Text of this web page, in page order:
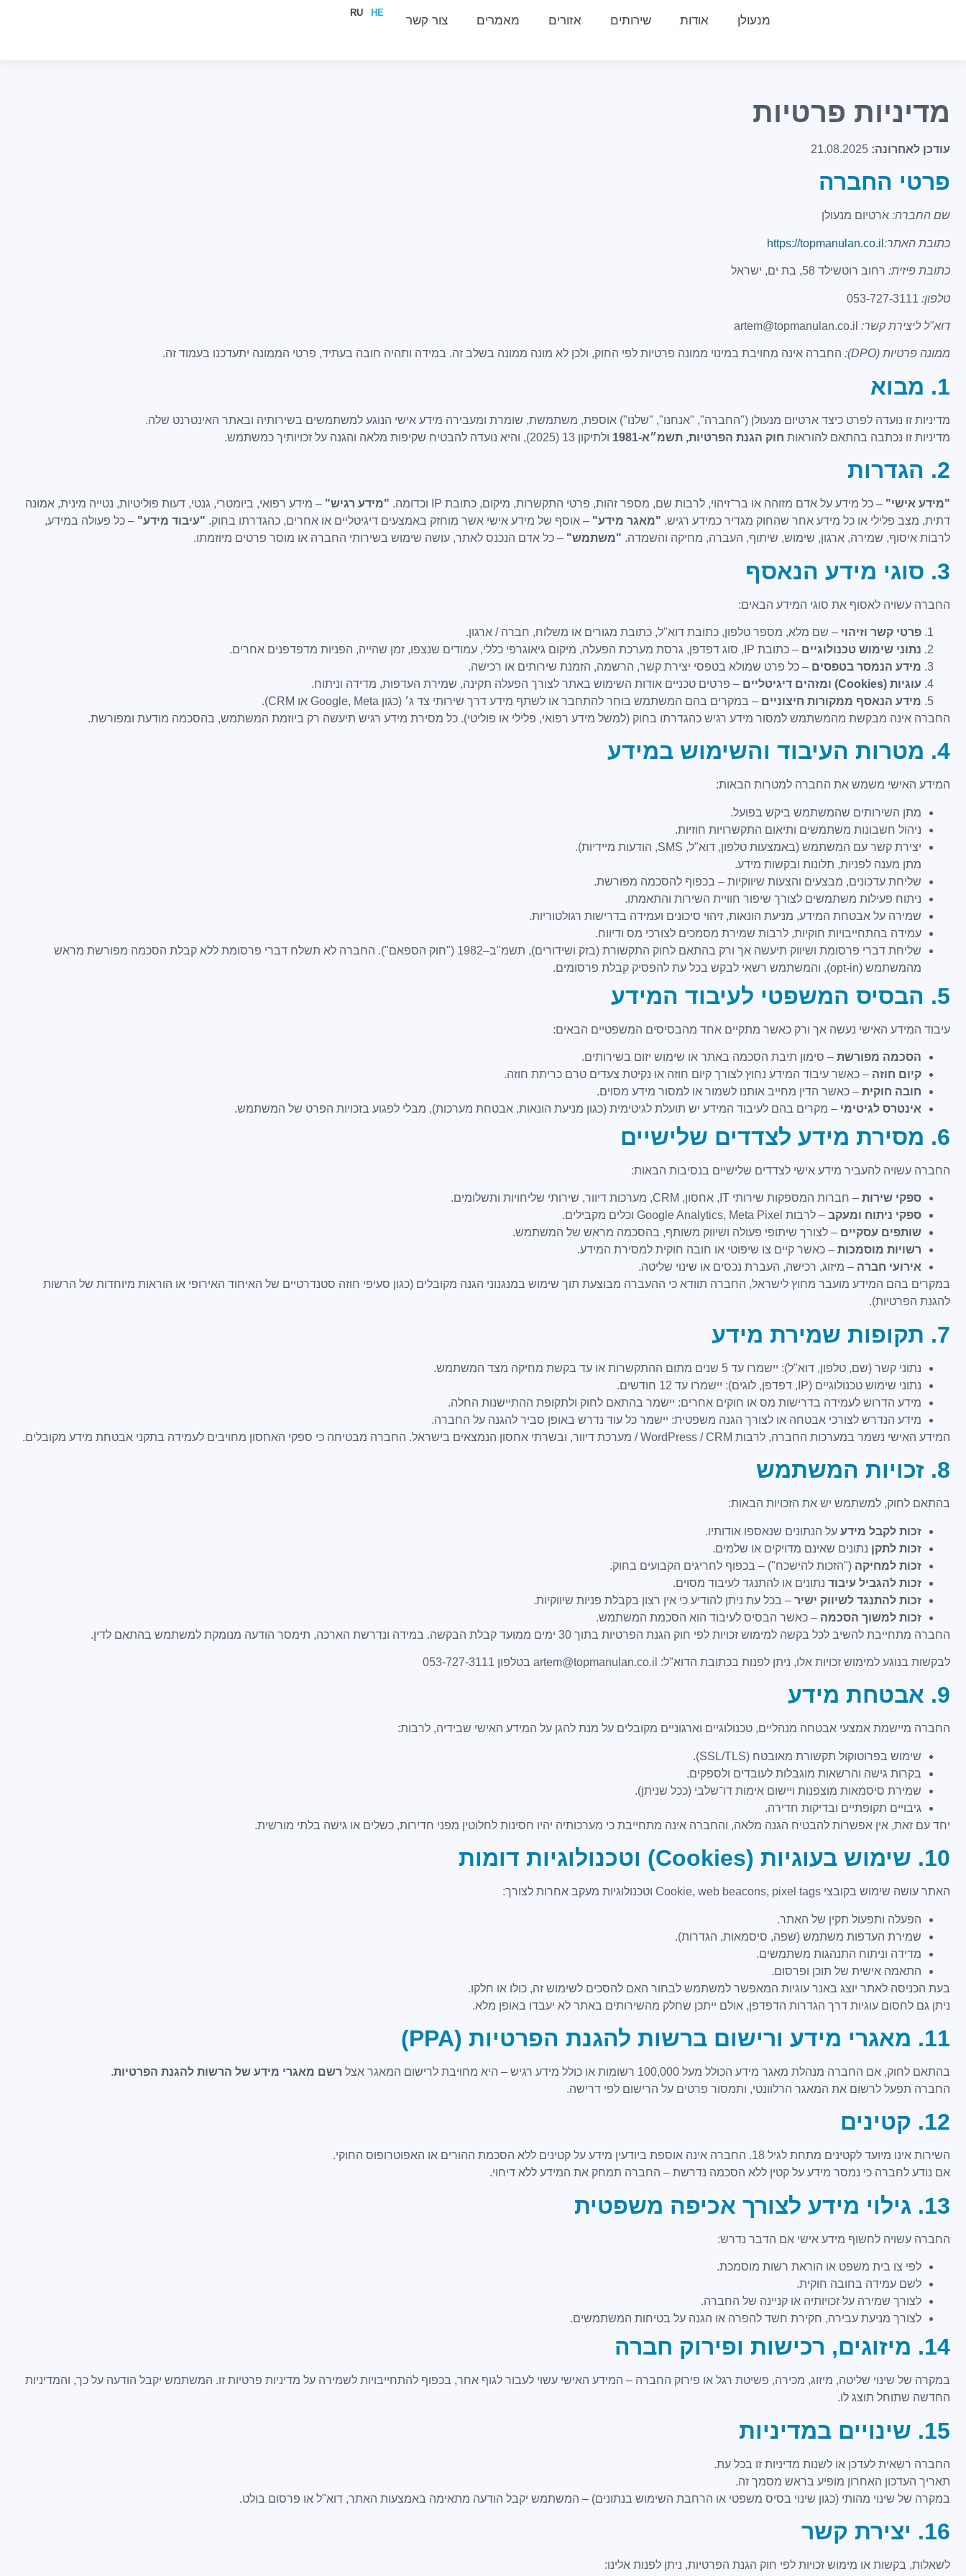
מנעולן אודות שירותים אזורים מאמרים צור קשר
HE
RU
מדיניות פרטיות
עודכן לאחרונה:
פרטי החברה
שם החברה: ארטיום מנעולן
כתובת האתר: https://topmanulan.co.il
כתובת פיזית:
טלפון: 053-727-3111
דוא"ל ליצירת קשר: artem@topmanulan.co.il
ממונה פרטיות (DPO): החברה אינה מחויבת במינוי ממונה פרטיות לפי החוק, ולכן לא מונה ממונה בשלב זה. במידה ותהיה חובה בעתיד, פרטי הממונה יתעדכנו בעמוד זה.
1. מבוא
מדיניות זו נועדה לפרט כיצד ‎ ארטיום מנעולן‎ ("החברה", "אנחנו", "שלנו") אוספת, משתמשת, שומרת ומעבירה מידע אישי הנוגע למשתמשים בשירותיה ובאתר האינטרנט שלה.
מדיניות זו נכתבה בהתאם להוראות חוק הגנת הפרטיות, תשמ״א-1981 ולתיקון 13 (2025), והיא נועדה להבטיח שקיפות מלאה והגנה על זכויותיך כמשתמש.
2. הגדרות
"מידע אישי" – כל מידע על אדם מזוהה או בר־זיהוי, לרבות שם, מספר זהות, פרטי התקשרות, מיקום, כתובת IP וכדומה. "מידע רגיש" – מידע רפואי, ביומטרי, גנטי, דעות פוליטיות, נטייה מינית, אמונה
דתית, מצב פלילי או כל מידע אחר שהחוק מגדיר כמידע רגיש. "מאגר מידע" – אוסף של מידע אישי אשר מוחזק באמצעים דיגיטליים או אחרים, כהגדרתו בחוק. "עיבוד מידע" – כל פעולה במידע,
לרבות איסוף, שמירה, ארגון, שימוש, שיתוף, העברה, מחיקה והשמדה. "משתמש" – כל אדם הנכנס לאתר, עושה שימוש בשירותי החברה או מוסר פרטים מיוזמתו.
3. סוגי מידע הנאסף
החברה עשויה לאסוף את סוגי המידע הבאים:
פרטי קשר וזיהוי – שם מלא, מספר טלפון, כתובת דוא"ל, כתובת מגורים או משלוח, חברה / ארגון.
נתוני שימוש טכנולוגיים – כתובת IP, סוג דפדפן, גרסת מערכת הפעלה, מיקום גיאוגרפי כללי, עמודים שנצפו, זמן שהייה, הפניות מדפדפנים אחרים.
מידע הנמסר בטפסים – כל פרט שמולא בטפסי יצירת קשר, הרשמה, הזמנת שירותים או רכישה.
עוגיות (Cookies) ומזהים דיגיטליים
– פרטים טכניים אודות השימוש באתר לצורך הפעלה תקינה, שמירת העדפות, מדידה וניתוח.
מידע הנאסף ממקורות חיצוניים – במקרים בהם המשתמש בוחר להתחבר או לשתף מידע דרך שירותי צד ג׳ (כגון Google, Meta או CRM).
החברה אינה מבקשת מהמשתמש למסור מידע רגיש כהגדרתו בחוק (למשל מידע רפואי, פלילי או פוליטי). כל מסירת מידע רגיש תיעשה רק ביוזמת המשתמש, בהסכמה מודעת ומפורשת.
4. מטרות העיבוד והשימוש במידע
המידע האישי משמש את החברה למטרות הבאות:
מתן השירותים שהמשתמש ביקש בפועל.
ניהול חשבונות משתמשים ותיאום התקשרויות חוזיות.
יצירת קשר עם המשתמש (באמצעות טלפון, דוא"ל, SMS, הודעות מיידיות).
מתן מענה לפניות, תלונות ובקשות מידע.
שליחת עדכונים, מבצעים והצעות שיווקיות – בכפוף להסכמה מפורשת.
ניתוח פעילות משתמשים לצורך שיפור חוויית השירות והתאמתו.
שמירה על אבטחת המידע, מניעת הונאות, זיהוי סיכונים ועמידה בדרישות רגולטוריות.
עמידה בהתחייבויות חוקיות, לרבות שמירת מסמכים לצורכי מס ודיווח.
שליחת דברי פרסומת ושיווק תיעשה אך ורק בהתאם לחוק התקשורת (בזק ושידורים), תשמ"ב–1982 ("חוק הספאם"). החברה לא תשלח דברי פרסומת ללא קבלת הסכמה מפורשת מראש
מהמשתמש (opt-in), והמשתמש רשאי לבקש בכל עת להפסיק קבלת פרסומים.
5. הבסיס המשפטי לעיבוד המידע
עיבוד המידע האישי נעשה אך ורק כאשר מתקיים אחד מהבסיסים המשפטיים הבאים:
הסכמה מפורשת – סימון תיבת הסכמה באתר או שימוש יזום בשירותים.
קיום חוזה – כאשר עיבוד המידע נחוץ לצורך קיום חוזה או נקיטת צעדים טרם כריתת חוזה.
חובה חוקית – כאשר הדין מחייב אותנו לשמור או למסור מידע מסוים.
אינטרס לגיטימי – מקרים בהם לעיבוד המידע יש תועלת לגיטימית (כגון מניעת הונאות, אבטחת מערכות), מבלי לפגוע בזכויות הפרט של המשתמש.
6. מסירת מידע לצדדים שלישיים
החברה עשויה להעביר מידע אישי לצדדים שלישיים בנסיבות הבאות:
ספקי שירות – חברות המספקות שירותי IT, אחסון, CRM, מערכות דיוור, שירותי שליחויות ותשלומים.
ספקי ניתוח ומעקב – לרבות Google Analytics, Meta Pixel וכלים מקבילים.
שותפים עסקיים – לצורך שיתופי פעולה ושיווק משותף, בהסכמה מראש של המשתמש.
רשויות מוסמכות – כאשר קיים צו שיפוטי או חובה חוקית למסירת המידע.
אירועי חברה – מיזוג, רכישה, העברת נכסים או שינוי שליטה.
במקרים בהם המידע מועבר מחוץ לישראל, החברה תוודא כי ההעברה מבוצעת תוך שימוש במנגנוני הגנה מקובלים (כגון סעיפי חוזה סטנדרטיים של האיחוד האירופי או הוראות מיוחדות של הרשות
להגנת הפרטיות).
7. תקופות שמירת מידע
נתוני קשר (שם, טלפון, דוא"ל): יישמרו עד 5 שנים מתום ההתקשרות או עד בקשת מחיקה מצד המשתמש.
נתוני שימוש טכנולוגיים (IP, דפדפן, לוגים): יישמרו עד 12 חודשים.
מידע הדרוש לעמידה בדרישות מס או חוקים אחרים: יישמר בהתאם לחוק ולתקופת ההתיישנות החלה.
מידע הנדרש לצורכי אבטחה או לצורך הגנה משפטית: יישמר כל עוד נדרש באופן סביר להגנה על החברה.
המידע האישי נשמר במערכות החברה, לרבות ‎WordPress / CRM / מערכת דיוור‎, ובשרתי אחסון הנמצאים ב‎ישראל
. החברה מבטיחה כי ספקי האחסון מחויבים לעמידה בתקני אבטחת מידע מקובלים.
8. זכויות המשתמש
בהתאם לחוק, למשתמש יש את הזכויות הבאות:
זכות לקבל מידע על הנתונים שנאספו אודותיו.
זכות לתקן נתונים שאינם מדויקים או שלמים.
זכות למחיקה ("הזכות להישכח") – בכפוף לחריגים הקבועים בחוק.
זכות להגביל עיבוד נתונים או להתנגד לעיבוד מסוים.
זכות להתנגד לשיווק ישיר – בכל עת ניתן להודיע כי אין רצון בקבלת פניות שיווקיות.
זכות למשוך הסכמה – כאשר הבסיס לעיבוד הוא הסכמת המשתמש.
החברה מתחייבת להשיב לכל בקשה למימוש זכויות לפי חוק הגנת הפרטיות בתוך ‎30‎ ימים ממועד קבלת הבקשה. במידה ונדרשת הארכה, תימסר הודעה מנומקת למשתמש בהתאם לדין.
לבקשות בנוגע למימוש זכויות אלו, ניתן לפנות בכתובת הדוא"ל: artem@topmanulan.co.il בטלפון 053-727-3111
9. אבטחת מידע
החברה מיישמת אמצעי אבטחה מנהליים, טכנולוגיים וארגוניים מקובלים על מנת להגן על המידע האישי שבידיה, לרבות:
שימוש בפרוטוקול תקשורת מאובטח (SSL/TLS).
בקרות גישה והרשאות מוגבלות לעובדים ולספקים.
שמירת סיסמאות מוצפנות ויישום אימות דו־שלבי (ככל שניתן).
גיבויים תקופתיים ובדיקות חדירה.
יחד עם זאת, אין אפשרות להבטיח הגנה מלאה, והחברה אינה מתחייבת כי מערכותיה יהיו חסינות לחלוטין מפני חדירות, כשלים או גישה בלתי מורשית.
10. שימוש בעוגיות (Cookies) וטכנולוגיות דומות
האתר עושה שימוש בקובצי Cookie, web beacons, pixel tags וטכנולוגיות מעקב אחרות לצורך:
הפעלה ותפעול תקין של האתר.
שמירת העדפות משתמש (שפה, סיסמאות, הגדרות).
מדידה וניתוח התנהגות משתמשים.
התאמה אישית של תוכן ופרסום.
בעת הכניסה לאתר יוצג באנר עוגיות המאפשר למשתמש לבחור האם להסכים לשימוש זה, כולו או חלקו.
ניתן גם לחסום עוגיות דרך הגדרות הדפדפן, אולם ייתכן שחלק מהשירותים באתר לא יעבדו באופן מלא.
11. מאגרי מידע ורישום ברשות להגנת הפרטיות (PPA)
בהתאם לחוק, אם החברה מנהלת מאגר מידע הכולל מעל ‎100,000‎ רשומות או כולל מידע רגיש – היא מחויבת לרישום המאגר אצל רשם מאגרי מידע של הרשות להגנת הפרטיות.
החברה תפעל לרשום את המאגר הרלוונטי, ותמסור פרטים על הרישום לפי דרישה.
12. קטינים
השירות אינו מיועד לקטינים מתחת לגיל ‎18‎. החברה אינה אוספת ביודעין מידע על קטינים ללא הסכמת ההורים או האפוטרופוס החוקי.
אם נודע לחברה כי נמסר מידע על קטין ללא הסכמה נדרשת – החברה תמחק את המידע ללא דיחוי.
13. גילוי מידע לצורך אכיפה משפטית
החברה עשויה לחשוף מידע אישי אם הדבר נדרש:
לפי צו בית משפט או הוראת רשות מוסמכת.
לשם עמידה בחובה חוקית.
לצורך שמירה על זכויותיה או קניינה של החברה.
לצורך מניעת עבירה, חקירת חשד להפרה או הגנה על בטיחות המשתמשים.
14. מיזוגים, רכישות ופירוק חברה
במקרה של שינוי שליטה, מיזוג, מכירה, פשיטת רגל או פירוק החברה – המידע האישי עשוי לעבור לגוף אחר, בכפוף להתחייבויות לשמירה על מדיניות פרטיות זו. המשתמש יקבל הודעה על כך, והמדיניות
החדשה שתוחל תוצג לו.
15. שינויים במדיניות
החברה רשאית לעדכן או לשנות מדיניות זו בכל עת.
תאריך העדכון האחרון מופיע בראש מסמך זה.
במקרה של שינוי מהותי (כגון שינוי בסיס משפטי או הרחבת השימוש בנתונים) – המשתמש יקבל הודעה מתאימה באמצעות האתר, דוא"ל או פרסום בולט.
16. יצירת קשר
לשאלות, בקשות או מימוש זכויות לפי חוק הגנת הפרטיות, ניתן לפנות אלינו: